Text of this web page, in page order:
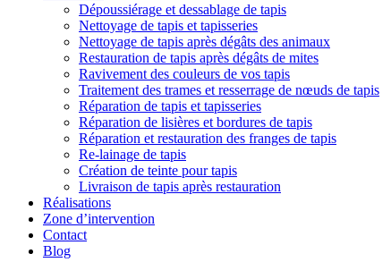
Dépoussiérage et dessablage de tapis
Nettoyage de tapis et tapisseries
Nettoyage de tapis après dégâts des animaux
Restauration de tapis après dégâts de mites
Ravivement des couleurs de vos tapis
Traitement des trames et resserrage de nœuds de tapis
Réparation de tapis et tapisseries
Réparation de lisières et bordures de tapis
Réparation et restauration des franges de tapis
Re-lainage de tapis
Création de teinte pour tapis
Livraison de tapis après restauration
Réalisations
Zone d’intervention
Contact
Blog